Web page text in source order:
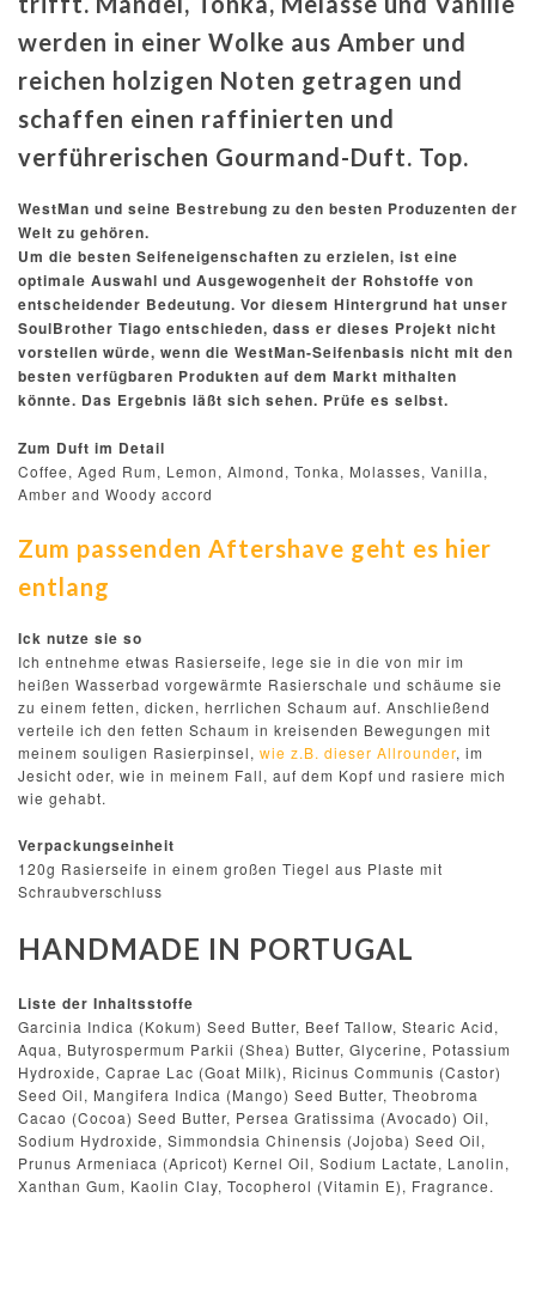
werden in einer Wolke aus Amber und
reichen holzigen Noten getragen und
schaffen einen raffinierten und
verführerischen Gourmand-Duft. Top.
WestMan und seine Bestrebung zu den besten Produzenten der
Welt zu gehören.
Um die besten Seifeneigenschaften zu erzielen, ist eine
optimale Auswahl und Ausgewogenheit der Rohstoffe von
entscheidender Bedeutung. Vor diesem Hintergrund hat unser
SoulBrother Tiago entschieden, dass er dieses Projekt nicht
vorstellen würde, wenn die WestMan-Seifenbasis nicht mit den
besten verfügbaren Produkten auf dem Markt mithalten
könnte. Das Ergebnis läßt sich sehen. Prüfe es selbst.
Zum Duft im Detail
Coffee, Aged Rum, Lemon, Almond, Tonka, Molasses, Vanilla,
Amber and Woody accord
Zum passenden Aftershave geht es hier
entlang
Ick nutze sie so
Ich entnehme etwas Rasierseife, lege sie in die von mir im
heißen Wasserbad vorgewärmte Rasierschale und schäume sie
zu einem fetten, dicken, herrlichen Schaum auf. Anschließend
verteile ich den fetten Schaum in kreisenden Bewegungen mit
meinem souligen Rasierpinsel, wie z.B. dieser Allrounder, im
Jesicht oder, wie in meinem Fall, auf dem Kopf und rasiere mich
wie gehabt.
Verpackungseinheit
120g Rasierseife in einem großen Tiegel aus Plaste mit
Schraubverschluss
HANDMADE IN PORTUGAL
Liste der Inhaltsstoffe
Garcinia Indica (Kokum) Seed Butter, Beef Tallow, Stearic Acid,
Aqua, Butyrospermum Parkii (Shea) Butter, Glycerine, Potassium
Hydroxide, Caprae Lac (Goat Milk), Ricinus Communis (Castor)
Seed Oil, Mangifera Indica (Mango) Seed Butter, Theobroma
Cacao (Cocoa) Seed Butter, Persea Gratissima (Avocado) Oil,
Sodium Hydroxide, Simmondsia Chinensis (Jojoba) Seed Oil,
Prunus Armeniaca (Apricot) Kernel Oil, Sodium Lactate, Lanolin,
Xanthan Gum, Kaolin Clay, Tocopherol (Vitamin E), Fragrance.